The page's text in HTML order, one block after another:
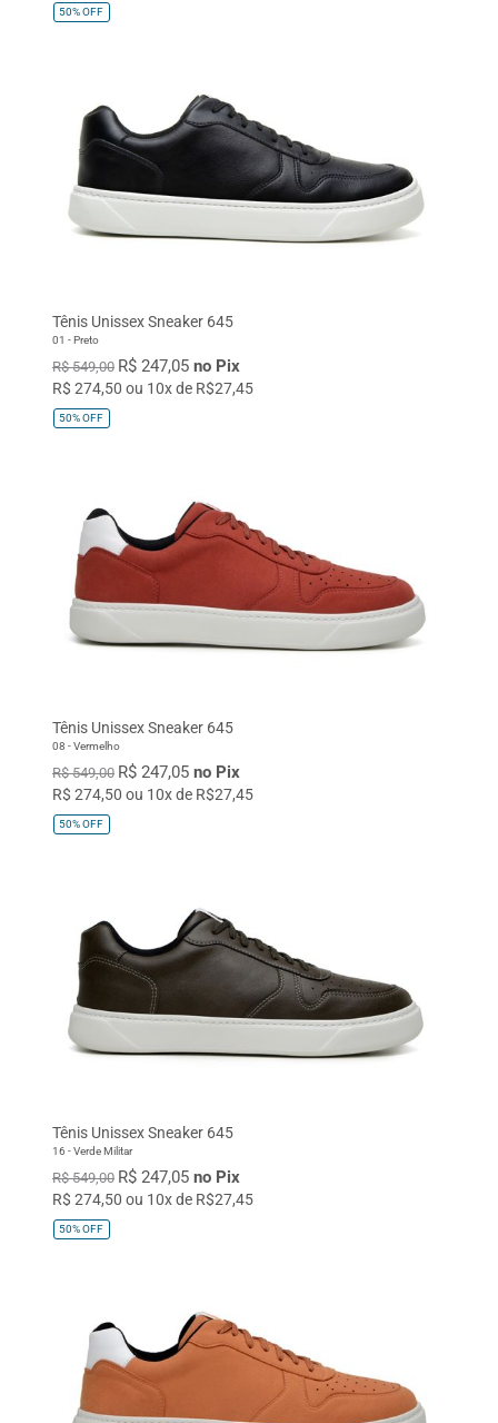
50%OFF
Tênis Unissex Sneaker 645
01 - Preto
R$ 549,00 R$ 247,05 no Pix
R$ 274,50 ou 10x de R$27,45
50%OFF
Tênis Unissex Sneaker 645
08 - Vermelho
R$ 549,00 R$ 247,05 no Pix
R$ 274,50 ou 10x de R$27,45
50%OFF
Tênis Unissex Sneaker 645
16 - Verde Militar
R$ 549,00 R$ 247,05 no Pix
R$ 274,50 ou 10x de R$27,45
50%OFF